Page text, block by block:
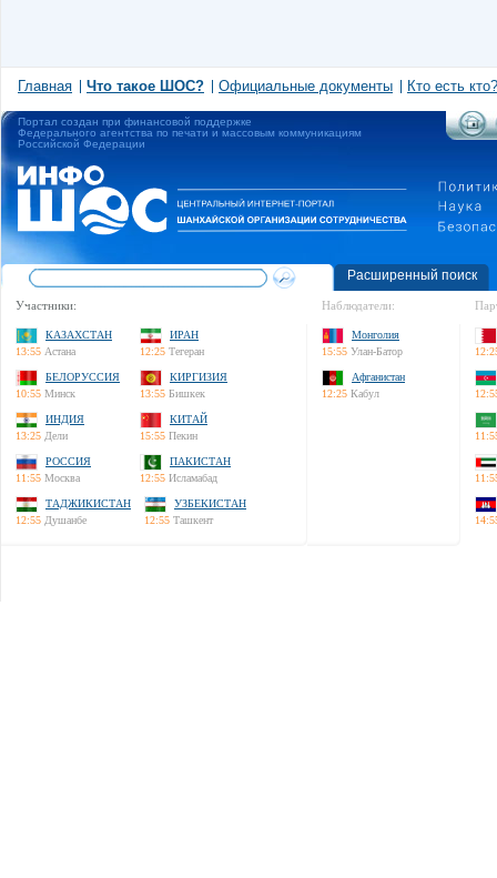
Главная Что такое ШОС? Официальные документы Кто есть кто?
Портал создан при финансовой поддержке
Федерального агентства по печати и массовым коммуникациям
Российской Федерации
Расширенный поиск
Участники:
КАЗАХСТАН
13:55 Астана
ИРАН
12:25 Тегеран
БЕЛОРУССИЯ
10:55 Минск
КИРГИЗИЯ
13:55 Бишкек
ИНДИЯ
13:25 Дели
КИТАЙ
15:55 Пекин
РОССИЯ
11:55 Москва
ПАКИСТАН
12:55 Исламабад
ТАДЖИКИСТАН
12:55 Душанбе
УЗБЕКИСТАН
12:55 Ташкент
Наблюдатели:
Монголия
15:55 Улан-Батор
Афганистан
12:25 Кабул